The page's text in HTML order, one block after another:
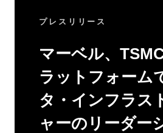
プレスリリース
マーベル、
ラットフォーム
タ・インフラス
ャーのリーダー